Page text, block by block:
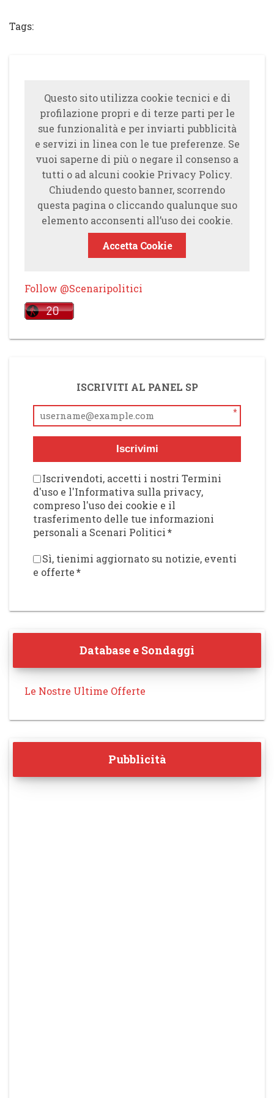
Tags:
Questo sito utilizza cookie tecnici e di
profilazione propri e di terze parti per le
sue funzionalità e per inviarti pubblicità
e servizi in linea con le tue preferenze. Se
vuoi saperne di più o negare il consenso a
tutti o ad alcuni cookie Privacy Policy.
Chiudendo questo banner, scorrendo
questa pagina o cliccando qualunque suo
elemento acconsenti all’uso dei cookie.
Accetta Cookie
Follow @Scenaripolitici
ISCRIVITI AL PANEL SP
*
Iscrivimi
Iscrivendoti, accetti i nostri Termini
d'uso e l'Informativa sulla privacy,
compreso l'uso dei cookie e il
trasferimento delle tue informazioni
personali a Scenari Politici*
Sì, tienimi aggiornato su notizie, eventi
e offerte*
Database e Sondaggi
Le Nostre Ultime Offerte
Pubblicità